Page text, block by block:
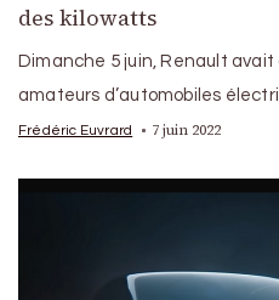
des kilowatts
Dimanche 5 juin, Renault
amateurs d’automobiles
Frédéric Euvrard 7 juin 2022